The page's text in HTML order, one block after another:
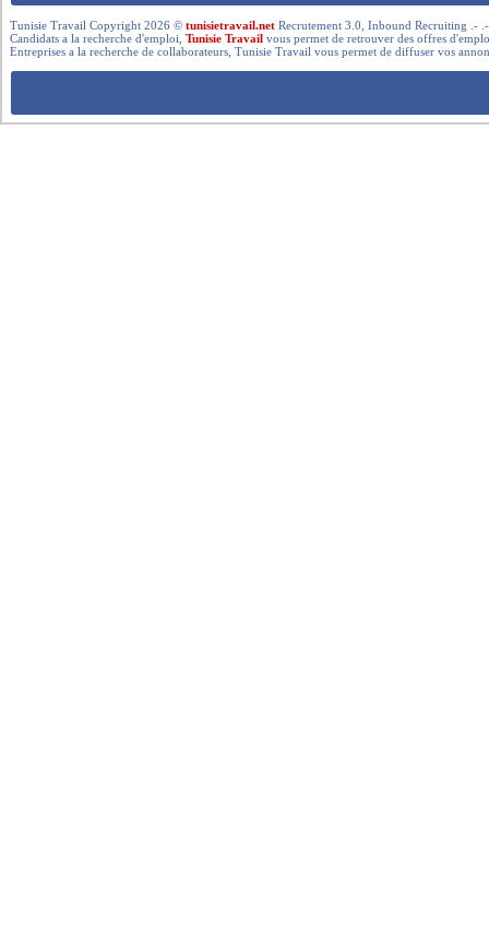
Tunisie Travail Copyright 2026 ©tunisietravail.net Recrutement 3.0, Inbound Recruiting .-
Candidats a la recherche d'emploi,Tunisie Travail vous permet de retrouver des offres
Entreprises a la recherche de collaborateurs, Tunisie Travail vous permet de diffuser vos